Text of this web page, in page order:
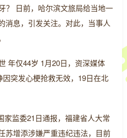
？ 日前，哈尔滨文旅局给当地一
消息，引发关注。对此，当事人
年仅44岁 1月20日，资深媒体
因突发心梗抢救无效，19日在北
家监委21日通报，福建省人大常
苏增添涉嫌严重违纪违法，目前